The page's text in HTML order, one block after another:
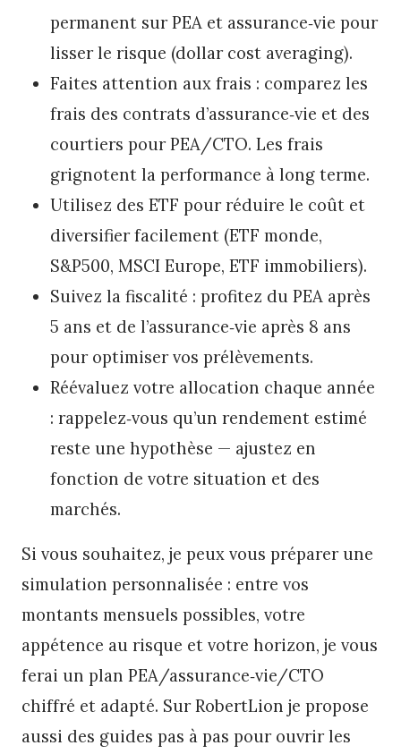
permanent sur PEA et assurance‑vie pour
lisser le risque (dollar cost averaging).
Faites attention aux frais : comparez les
frais des contrats d’assurance‑vie et des
courtiers pour PEA/CTO. Les frais
grignotent la performance à long terme.
Utilisez des ETF pour réduire le coût et
diversifier facilement (ETF monde,
S&P500, MSCI Europe, ETF immobiliers).
Suivez la fiscalité : profitez du PEA après
5 ans et de l’assurance‑vie après 8 ans
pour optimiser vos prélèvements.
Réévaluez votre allocation chaque année
: rappelez‑vous qu’un rendement estimé
reste une hypothèse — ajustez en
fonction de votre situation et des
marchés.
Si vous souhaitez, je peux vous préparer une
simulation personnalisée : entre vos
montants mensuels possibles, votre
appétence au risque et votre horizon, je vous
ferai un plan PEA/assurance‑vie/CTO
chiffré et adapté. Sur RobertLion je propose
aussi des guides pas à pas pour ouvrir les